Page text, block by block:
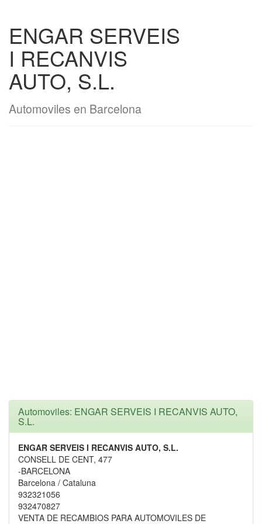
ENGAR SERVEIS
I RECANVIS
AUTO, S.L.
Automoviles en Barcelona
Automoviles: ENGAR SERVEIS I RECANVIS AUTO,
S.L.
ENGAR SERVEIS I RECANVIS AUTO, S.L.
CONSELL DE CENT, 477
-BARCELONA
Barcelona / Cataluna
932321056
932470827
VENTA DE RECAMBIOS PARA AUTOMOVILES DE